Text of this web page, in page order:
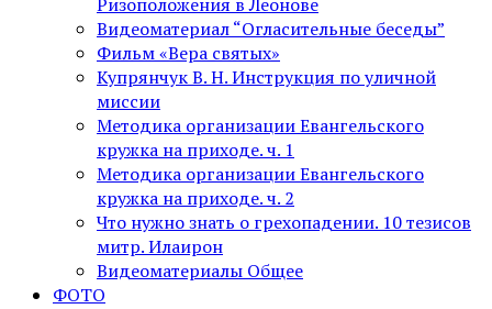
Ризоположения в Леонове
Видеоматериал “Огласительные беседы”
Фильм «Вера святых»
Купрянчук В. Н. Инструкция по уличной
миссии
Методика организации Евангельского
кружка на приходе. ч. 1
Методика организации Евангельского
кружка на приходе. ч. 2
Что нужно знать о грехопадении. 10 тезисов
митр. Илаирон
Видеоматериалы Общее
ФОТО